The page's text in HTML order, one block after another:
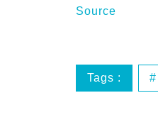
Source
Tags :